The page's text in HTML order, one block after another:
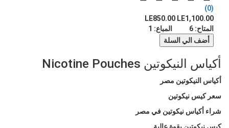
(0)
LE850.00 LE1,100.00
المتاح: 6 المباع: 1
أضف الي السلة
أكياس النيكوتين Nicotine Pouches
أكياس النيكوتين مصر
سعر كيس نيكوتين
شراء أكياس نيكوتين في مصر